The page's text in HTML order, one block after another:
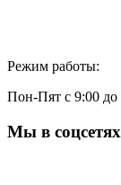
Режим работы:
Пон-Пят с 9:00 до
Мы в соцсетях